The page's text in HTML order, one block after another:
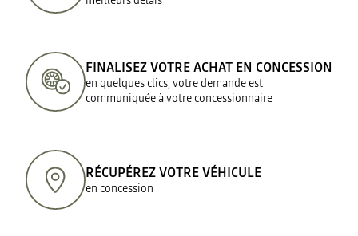
FINALISEZ VOTRE ACHAT EN CONCESSION
en quelques clics, votre demande est
communiquée à votre concessionnaire
RÉCUPÉREZ VOTRE VÉHICULE
en concession